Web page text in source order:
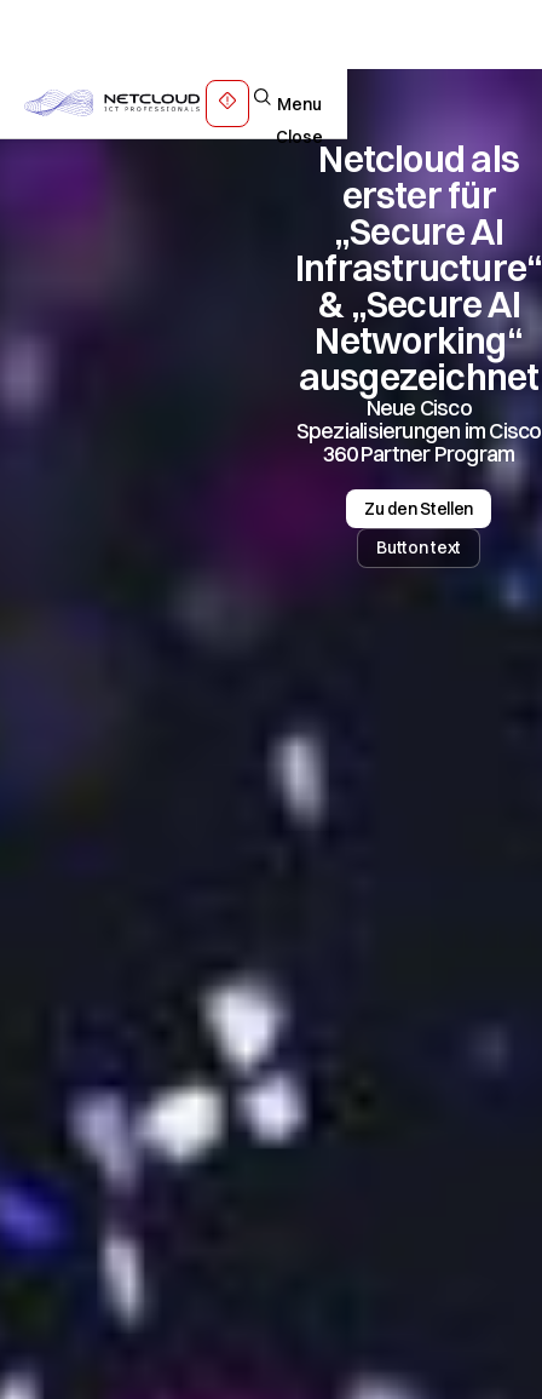
Menu
Close
Netcloud als
erster für
„Secure AI
Infrastructure“
& „Secure AI
Networking“
ausgezeichnet
Neue Cisco
Spezialisierungen im Cisco
360 Partner Program
Zu den Stellen
Button text